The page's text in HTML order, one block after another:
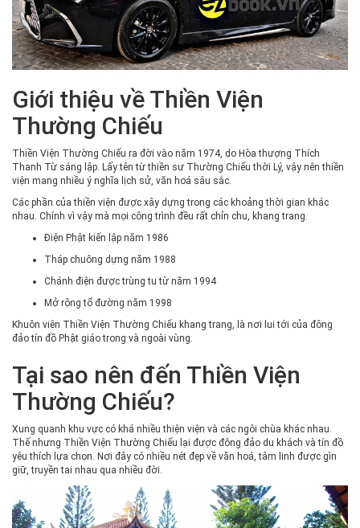
Giới thiệu về Thiền Viện
Thường Chiếu
Thiền Viện Thường Chiếu ra đời vào năm 1974, do Hòa thượng Thích
Thanh Từ sáng lập. Lấy tên từ thiền sư Thường Chiếu thời Lý, vậy nên thiền
viện mang nhiều ý nghĩa lịch sử, văn hoá sâu sắc.
Các phần của thiền viện được xây dựng trong các khoảng thời gian khác
nhau. Chính vì vậy mà mọi công trình đều rất chỉn chu, khang trang.
Điện Phật kiến lập năm 1986
Tháp chuông dựng năm 1988
Chánh điện được trùng tu từ năm 1994
Mở rộng tổ đường năm 1998
Khuôn viên Thiền Viện Thường Chiếu khang trang, là nơi lui tới của đông
đảo tín đồ Phật giáo trong và ngoài vùng.
Tại sao nên đến Thiền Viện
Thường Chiếu?
Xung quanh khu vực có khá nhiều thiện viện và các ngôi chùa khác nhau.
Thế nhưng Thiền Viện Thường Chiếu lại được đông đảo du khách và tín đồ
yêu thích lựa chọn. Nơi đây có nhiều nét đẹp về văn hoá, tâm linh được gìn
giữ, truyền tai nhau qua nhiều đời.